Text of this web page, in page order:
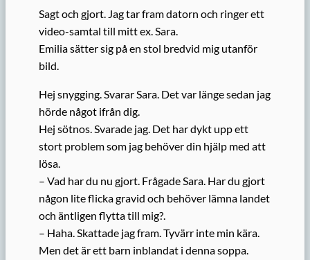
Sagt och gjort. Jag tar fram datorn och ringer ett
video-samtal till mitt ex. Sara.
Emilia sätter sig på en stol bredvid mig utanför
bild.
Hej snygging. Svarar Sara. Det var länge sedan jag
hörde något ifrån dig.
Hej sötnos. Svarade jag. Det har dykt upp ett
stort problem som jag behöver din hjälp med att
lösa.
– Vad har du nu gjort. Frågade Sara. Har du gjort
någon lite flicka gravid och behöver lämna landet
och äntligen flytta till mig?.
– Haha. Skattade jag fram. Tyvärr inte min kära.
Men det är ett barn inblandat i denna soppa.